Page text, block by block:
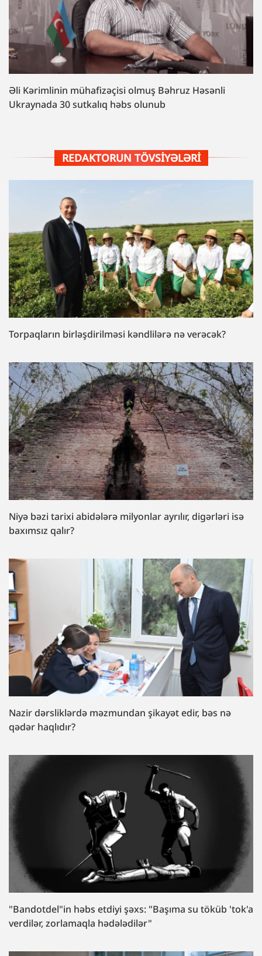
Əli Kərimlinin mühafizəçisi olmuş Bəhruz Həsənli
Ukraynada 30 sutkalıq həbs olunub
REDAKTORUN TÖVSIYƏLƏRI
Torpaqların birləşdirilməsi kəndlilərə nə verəcək?
Niyə bəzi tarixi abidələrə milyonlar ayrılır, digərləri isə
baxımsız qalır?
Nazir dərsliklərdə məzmundan şikayət edir, bəs nə
qədər haqlıdır?
"Bandotdel"in həbs etdiyi şəxs: "Başıma su töküb 'tok'a
verdilər, zorlamaqla hədələdilər"